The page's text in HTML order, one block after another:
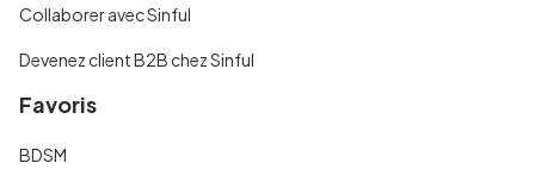
Collaborer avec Sinful
Devenez client B2B chez Sinful
Favoris
BDSM